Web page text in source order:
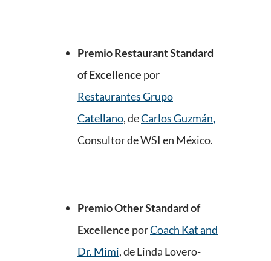
Premio Restaurant Standard
of Excellence por
Restaurantes Grupo
Catellano, deCarlos Guzmán,
Consultor de WSI en México.
Premio Other Standard of
Excellence porCoach Kat and
Dr. Mimi, de Linda Lovero-